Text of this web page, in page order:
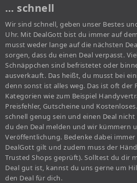
… schnell
Wir sind schnell, geben unser Bestes
Uhr. Mit DealGott bist du immer auf
musst weder lange auf die nächsten
sorgen, dass du einen Deal verpasst.
Schnäppchen sind befristetet oder
ausverkauft. Das heißt, du musst bei
denn sonst ist alles weg. Das ist oft der
Kategorien wie zum Beispiel
Preisfehler, Gutscheine und
schnell genug sein und einen Deal
du den Deal melden und wir kümmern
Veröffentlichung. Bedenke dabei immer
DealGott gilt und zudem muss der
Trusted Shops geprüft). Solltest du dir
Deal gut ist, kannst du uns gerne um
den Deal für dich.